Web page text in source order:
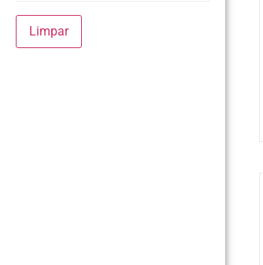
Limpar